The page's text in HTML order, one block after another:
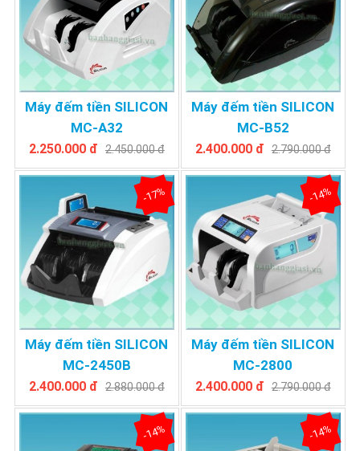
Máy đếm tiền SILICON
MC-A32
2.250.000 đ 2.450.000 đ
Máy đếm tiền SILICON
MC-B52
2.400.000 đ 2.790.000 đ
Máy đếm tiền SILICON
MC-2450B
-17%
2.400.000 đ 2.880.000 đ
Máy đếm tiền SILICON
MC-2800
-14%
2.400.000 đ 2.790.000 đ
-14% -14%